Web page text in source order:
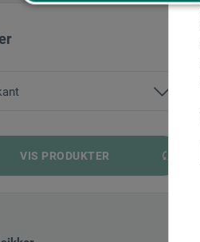
VIS PRODUKTER